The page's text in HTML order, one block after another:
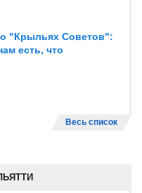
"Крыльях Советов":
есть, что
Весь список